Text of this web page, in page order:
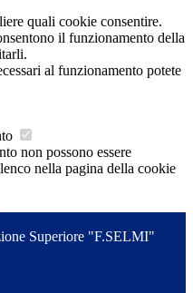
quali cookie consentire.
il funzionamento della
al funzionamento potete
non possono essere
nella pagina della cookie
Superiore "F.SELMI"